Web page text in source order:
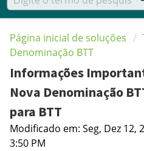
Página inicial de soluções
Denominação BTT
Informações
Nova Denominação
para BTT
Modificado em: Seg, Dez 12,
3:50 PM